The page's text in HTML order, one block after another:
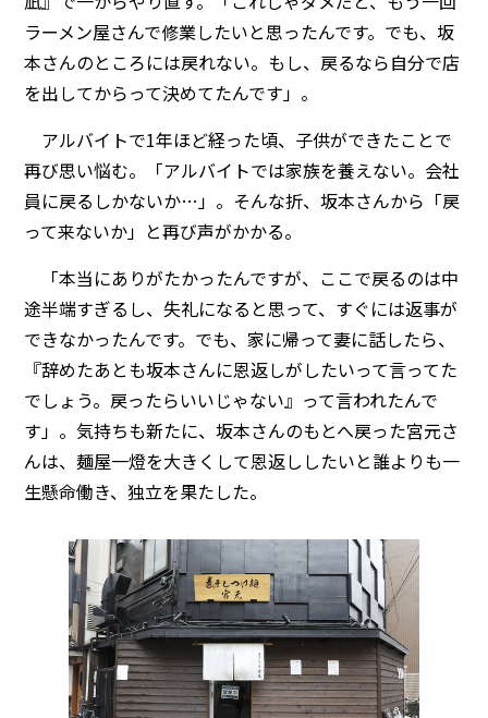
ラーメン屋さんで修業したいと思ったんです。でも、坂
本さんのところには戻れない。もし、戻るなら自分で店
を出してからって決めてたんです」。
アルバイトで1年ほど経った頃、子供ができたことで
再び思い悩む。「アルバイトでは家族を養えない。会社
員に戻るしかないか…」。そんな折、坂本さんから「戻
って来ないか」と再び声がかかる。
「本当にありがたかったんですが、ここで戻るのは中
途半端すぎるし、失礼になると思って、すぐには返事が
できなかったんです。でも、家に帰って妻に話したら、
『辞めたあとも坂本さんに恩返しがしたいって言ってた
でしょう。戻ったらいいじゃない』って言われたんで
す」。気持ちも新たに、坂本さんのもとへ戻った宮元さ
んは、麺屋一燈を大きくして恩返ししたいと誰よりも一
生懸命働き、独立を果たした。